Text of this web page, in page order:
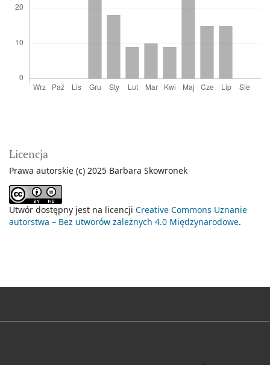
Licencja
Prawa autorskie (c) 2025 Barbara Skowronek
Utwór dostępny jest na licencji Creative Commons Uznanie
autorstwa – Bez utworów zależnych 4.0 Międzynarodowe.